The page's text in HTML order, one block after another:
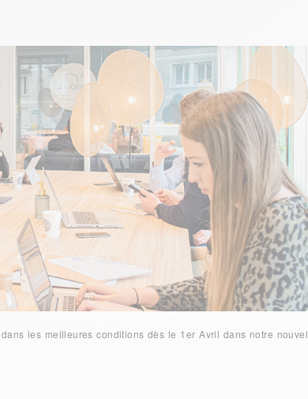
les meilleures conditions dès le 1er Avril dans notre nouvel